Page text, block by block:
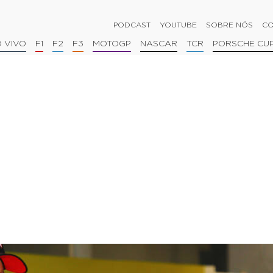
PODCAST YOUTUBE SOBRE NÓS
VIVO F1 F2 F3 MOTOGP NASCAR TCR PORSCHE